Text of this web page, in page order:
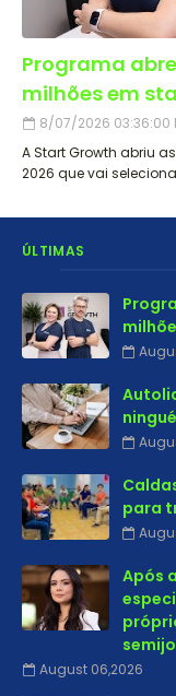
Programa
milhões em
8/07/2026 03:36:00
A Start Growth abriu
2026 que vai
ÚLTIMAS
para
Após
August 06,2026